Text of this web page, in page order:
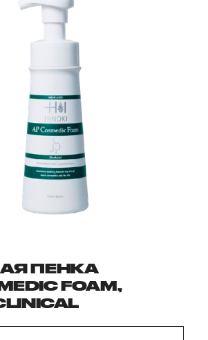
ПЕНКА
FOAM,